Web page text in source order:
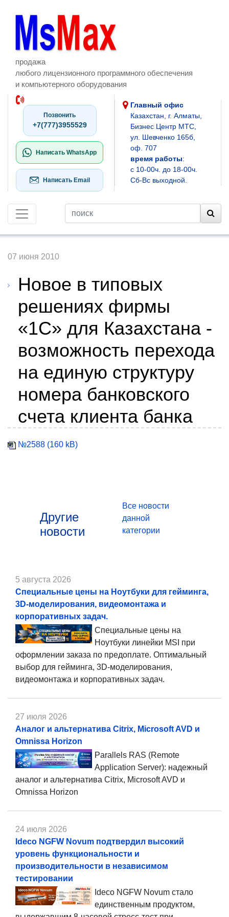
продажа
любого лицензионного программного обеспечения
и компьютерного оборудования
Позвонить
+7(777)3955529
Написать WhatsApp
Написать Email
Главный офис
Казахстан, г. Алматы,
Бизнес Центр МТС,
ул. Шевченко 165б,
оф. 707
время работы:
с 10-00ч. до 18-00ч.
Сб-Вс выходной.
07 июня 2010
Новое в типовых
решениях фирмы
«1С» для Казахстана -
возможность перехода
на единую структуру
номера банковского
счета клиента банка
№2588 (160 kB)
Другие
новости
Все новости
данной
категории
5 августа 2026
Специальные цены на Ноутбуки для гейминга,
3D-моделирования, видеомонтажа и
корпоративных задач.
Специальные цены на
Ноутбуки линейки MSI при
оформлении заказа по предоплате. Оптимальный
выбор для гейминга, 3D-моделирования,
видеомонтажа и корпоративных задач.
27 июля 2026
Аналог и альтернатива Citrix, Microsoft AVD и
Omnissa Horizon
Parallels RAS (Remote
Application Server): надежный
аналог и альтернатива Citrix, Microsoft AVD и
Omnissa Horizon
24 июля 2026
Ideco NGFW Novum подтвердил высокий
уровень функциональности и
производительности в независимом
тестировании
Ideco NGFW Novum стало
единственным продуктом,